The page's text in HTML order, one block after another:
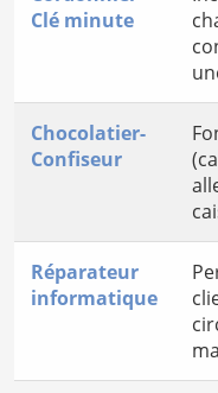
Clé minute
Chocolatier-
Confiseur
Réparateur
informatique